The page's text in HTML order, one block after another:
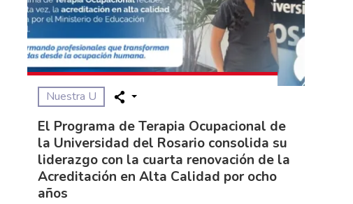
Nuestra U
El Programa de Terapia Ocupacional de
la Universidad del Rosario consolida su
liderazgo con la cuarta renovación de la
Acreditación en Alta Calidad por ocho
años